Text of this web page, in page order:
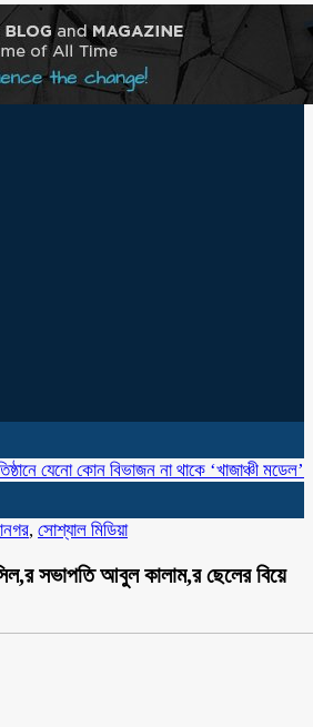
বিভাজন না থাকে ‘খাজাঞ্চী মডেল’ কলেজের শুভ
, সোশ্যাল মিডিয়া
সভাপতি আবুল কালাম,র ছেলের বিয়ে